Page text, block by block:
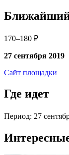
Ближайший
170–180 ₽
27 сентября 2019
Сайт площадки
Где идет
Период: 27